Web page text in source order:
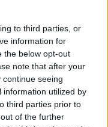
to third parties, or
information for
the below opt-out
note that after your
seeing
information utilized by
third parties prior to
of the further